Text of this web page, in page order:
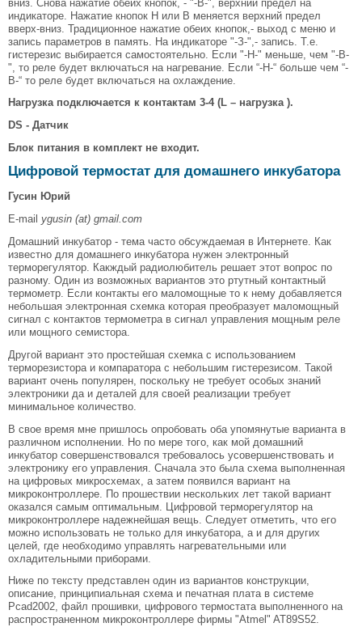
вниз. Снова нажатие обеих кнопок, - "-В-", верхний предел на
индикаторе. Нажатие кнопок Н или В меняется верхний предел
вверх-вниз. Традиционное нажатие обеих кнопок,- выход с меню и
запись параметров в память. На индикаторе "-З-",- запись. Т.е.
гистерезис выбирается самостоятельно. Если "-Н-" меньше, чем "-В-
", то реле будет включаться на нагревание. Если “-H-“ больше чем “-
B-“ то реле будет включаться на охлаждение.
Нагрузка подключается к контактам 3-4 (L – нагрузка ).
DS - Датчик
Блок питания в комплект не входит.
Цифровой термостат для домашнего инкубатора
Гусин Юрий
E-mail ygusin (at) gmail.com
Домашний инкубатор - тема часто обсуждаемая в Интернете. Как
известно для домашнего инкубатора нужен электронный
терморегулятор. Какждый радиолюбитель решает этот вопрос по
разному. Один из возможных вариантов это ртутный контактный
термометр. Если контакты его маломощные то к нему добавляется
небольшая электронная схемка которая преобразует маломощный
сигнал с контактов термометра в сигнал управления мощным реле
или мощного семистора.
Другой вариант это простейшая схемка с использованием
терморезистора и компаратора с небольшим гистерезисом. Такой
вариант очень популярен, поскольку не требует особых знаний
электроники да и деталей для своей реализации требует
минимальное количество.
В свое время мне пришлось опробовать оба упомянутые варианта в
различном исполнении. Но по мере того, как мой домашний
инкубатор совершенствовался требовалось усовершенствовать и
электронику его управления. Сначала это была схема выполненная
на цифровых микросхемах, а затем появился вариант на
микроконтроллере. По прошествии нескольких лет такой вариант
оказался самым оптимальным. Цифровой терморегулятор на
микроконтроллере надежнейшая вещь. Следует отметить, что его
можно использовать не только для инкубатора, а и для других
целей, где необходимо управлять нагревательными или
охладительными приборами.
Ниже по тексту представлен один из вариантов конструкции,
описание, принципиальная схема и печатная плата в системе
Pcad2002, файл прошивки, цифрового термостата выполненного на
распространенном микроконтроллере фирмы "Atmel" AT89S52.